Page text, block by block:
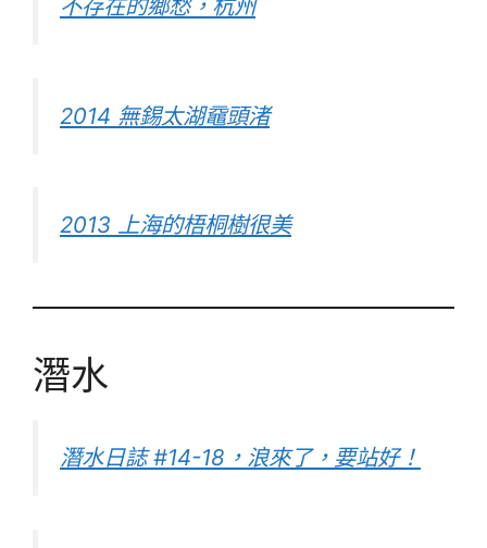
不存在的鄉愁，杭州
2014 無錫太湖黿頭渚
2013 上海的梧桐樹很美
潛水
潛水日誌 #14-18，浪來了，要站好！